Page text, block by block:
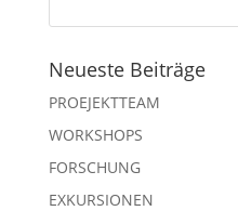
Neueste Beiträge
PROEJEKTTEAM
WORKSHOPS
FORSCHUNG
EXKURSIONEN